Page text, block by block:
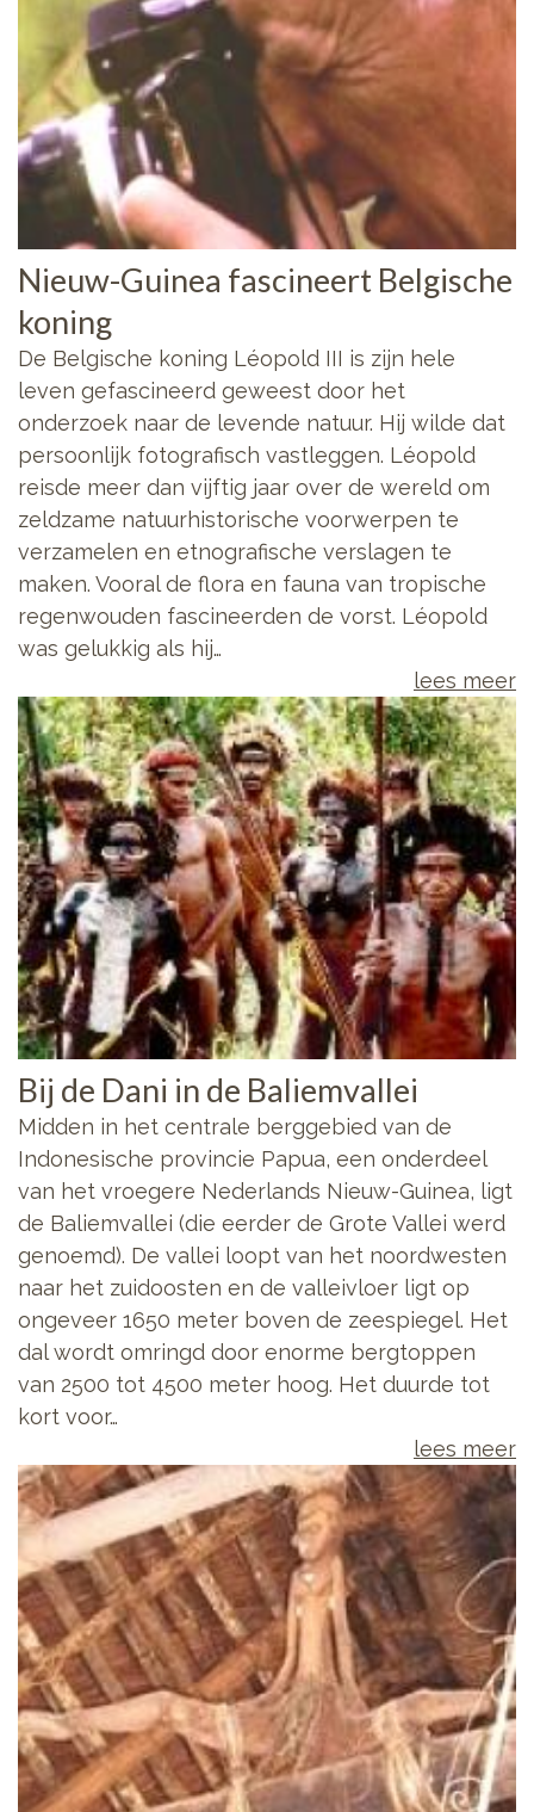
Nieuw-Guinea fascineert Belgische
koning
De Belgische koning Léopold III is zijn hele
leven gefascineerd geweest door het
onderzoek naar de levende natuur. Hij wilde dat
persoonlijk fotografisch vastleggen. Léopold
reisde meer dan vijftig jaar over de wereld om
zeldzame natuurhistorische voorwerpen te
verzamelen en etnografische verslagen te
maken. Vooral de flora en fauna van tropische
regenwouden fascineerden de vorst. Léopold
was gelukkig als hij…
lees meer
Bij de Dani in de Baliemvallei
Midden in het centrale berggebied van de
Indonesische provincie Papua, een onderdeel
van het vroegere Nederlands Nieuw-Guinea, ligt
de Baliemvallei (die eerder de Grote Vallei werd
genoemd). De vallei loopt van het noordwesten
naar het zuidoosten en de valleivloer ligt op
ongeveer 1650 meter boven de zeespiegel. Het
dal wordt omringd door enorme bergtoppen
van 2500 tot 4500 meter hoog. Het duurde tot
kort voor…
lees meer